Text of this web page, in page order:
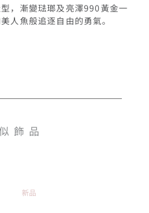
，漸變琺瑯及亮澤990黃金一
人魚般追逐自由的勇氣。
飾品
新品